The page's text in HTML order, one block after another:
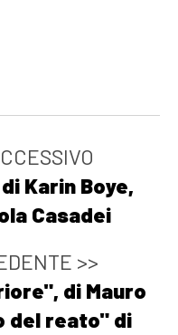
Karin Boye,
Casadei
>>
di Mauro
del reato" di